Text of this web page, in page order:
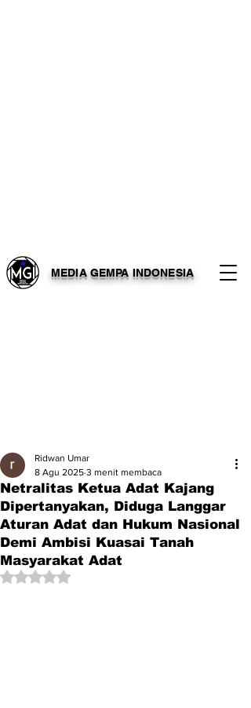
MEDIA GEMPA INDONESIA
Netralitas Ketua Adat Kajang
Dipertanyakan, Diduga Langgar
Aturan Adat dan Hukum Nasional
Demi Ambisi Kuasai Tanah
Masyarakat Adat
Ridwan Umar
8 Agu 2025 3 menit membaca
Dinilai NaN dari 5 bintang.